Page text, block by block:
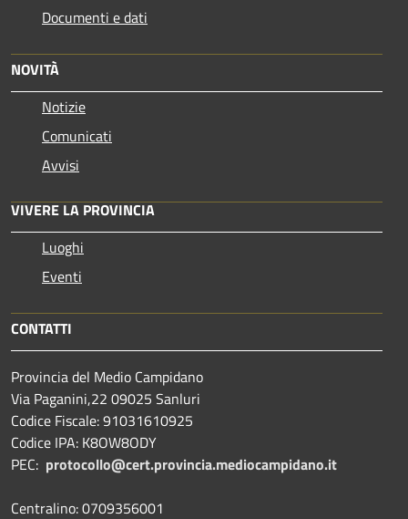
Documenti e dati
NOVITÀ
Notizie
Comunicati
Avvisi
VIVERE LA PROVINCIA
Luoghi
Eventi
CONTATTI
Provincia del Medio Campidano
Via Paganini,22 09025 Sanluri
Codice Fiscale: 91031610925
Codice IPA: K8OW8ODY
PEC: protocollo@cert.provincia.mediocampidano.it
Centralino: 0709356001